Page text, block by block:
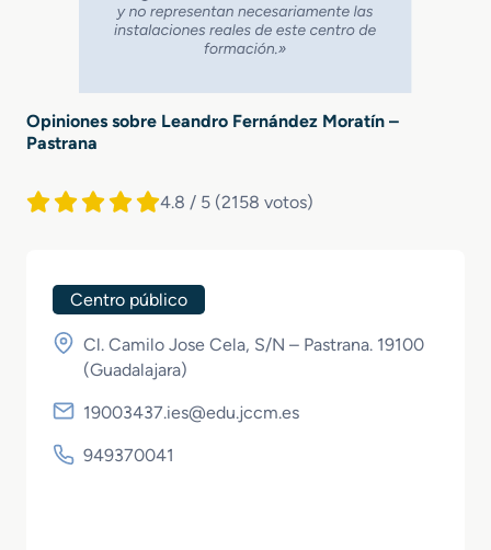
Opiniones sobre Leandro Fernández Moratín –
Pastrana
4.8 / 5 (2158 votos)
Centro público
Cl. Camilo Jose Cela, S/N – Pastrana. 19100
(Guadalajara)
19003437.ies@edu.jccm.es
949370041